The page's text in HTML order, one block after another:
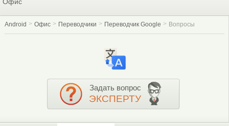
Android Офис Переводчики Переводчик Google Вопросы
Задать вопрос
ЭКСПЕРТУ